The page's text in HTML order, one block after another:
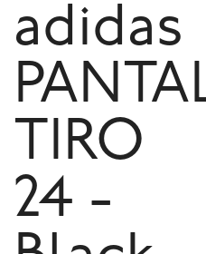
adidas
TIRO
24 -